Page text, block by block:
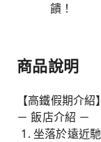
饋！
商品說明
【高鐵假期介紹
－ 飯店介紹 －
坐落於遠近